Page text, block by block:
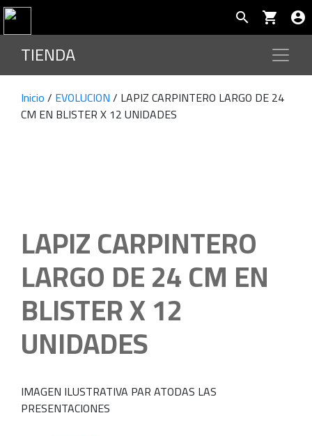
search shopping_cart account_circle
TIENDA
Inicio/ EVOLUCION/ LAPIZ CARPINTERO LARGO DE 24
CM EN BLISTER X 12 UNIDADES
LAPIZ CARPINTERO
LARGO DE 24 CM EN
BLISTER X 12
UNIDADES
IMAGEN ILUSTRATIVA PAR ATODAS LAS
PRESENTACIONES